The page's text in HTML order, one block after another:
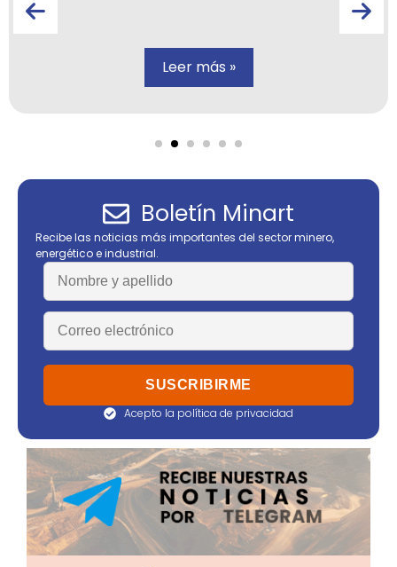
Leer más »
Boletín Minart
Recibe las noticias más importantes del sector minero,
energético e industrial.
Acepto la política de privacidad